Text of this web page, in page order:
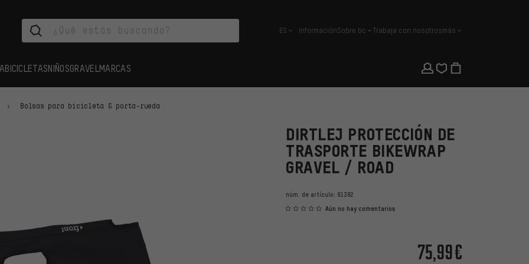
español
ES InformaciónSobre bc Trabaja con nosotrosmás
BICICLETASNIÑOSGRAVEL MARCAS
Bolsas para bicicleta & porta-rueda
DIRTLEJ PROTECCIÓN DE
TRASPORTE BIKEWRAP
GRAVEL / ROAD
núm. de artículo: 91392
Aún no hay comentarios
75,99€